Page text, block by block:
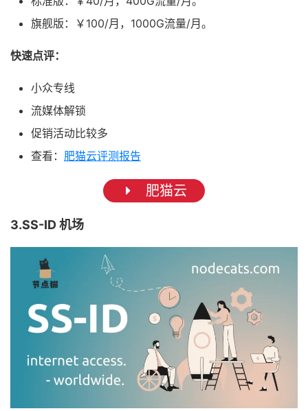
旗舰版：￥100/月，1000G流量/月。
快速点评：
小众专线
流媒体解锁
促销活动比较多
查看： 肥猫云评测报告
肥猫云
3.SS-ID 机场